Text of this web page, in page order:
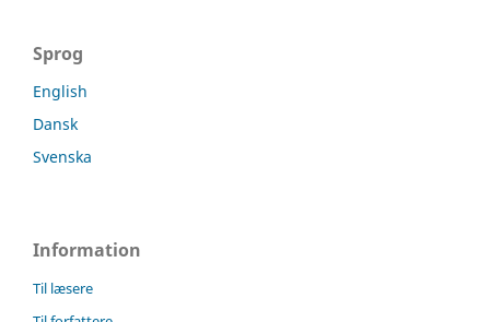
Sprog
English
Dansk
Svenska
Information
Til læsere